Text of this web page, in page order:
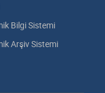
Bilgi Sistemi
Arşiv Sistemi